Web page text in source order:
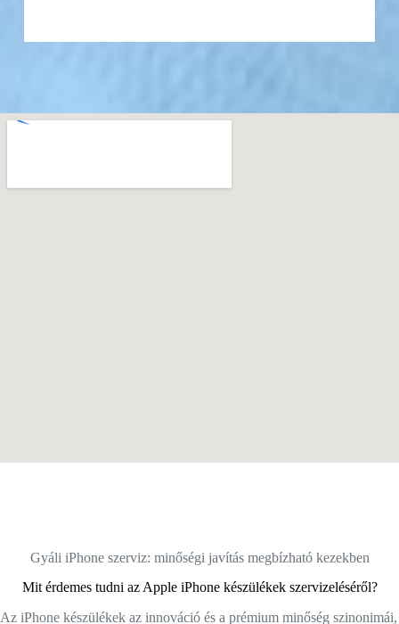
Gyáli iPhone szerviz: minőségi javítás megbízható kezekben
Mit érdemes tudni az Apple iPhone készülékek szervizeléséről?
Az iPhone készülékek az innováció és a prémium minőség szinonimái,